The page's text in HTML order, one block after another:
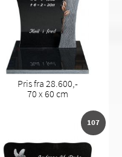
Pris fra 28.600,-
70 x 60 cm
107